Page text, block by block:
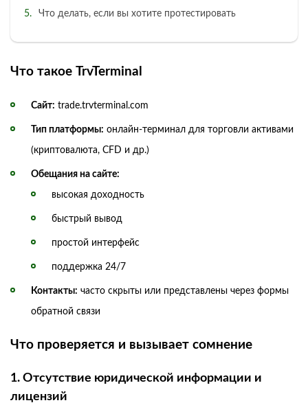
Что делать, если вы хотите протестировать
Что такое TrvTerminal
Сайт: trade.trvterminal.com
Тип платформы: онлайн‑терминал для торговли активами
(криптовалюта, CFD и др.)
Обещания на сайте:
высокая доходность
быстрый вывод
простой интерфейс
поддержка 24/7
Контакты: часто скрыты или представлены через формы
обратной связи
Что проверяется и вызывает сомнение
1. Отсутствие юридической информации и
лицензий